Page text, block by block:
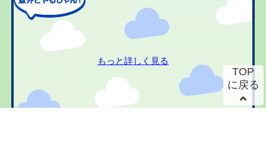
もっと詳しく見る
TOP
に戻る